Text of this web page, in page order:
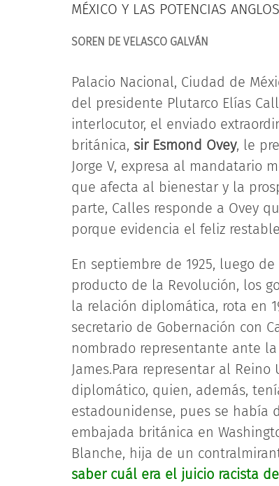
MÉXICO Y LAS POTENCIAS
SOREN DE VELASCO GALVÁN
Palacio Nacional, Ciudad de
del presidente Plutarco Elías
interlocutor, el enviado
británica, sir Esmond Ovey, le
Jorge V, expresa al mandatario
que afecta al bienestar y la
parte, Calles responde a Ovey
porque evidencia el feliz
En septiembre de 1925, luego
producto de la Revolución, los
la relación diplomática, rota en
secretario de Gobernación con
nombrado representante ante
James.Para representar al
diplomático, quien, además,
estadounidense, pues se había
embajada británica en
Blanche, hija de un
saber cuál era el juicio racista